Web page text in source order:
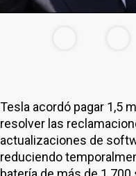
Tesla acordó pagar 1,5
resolver las
actualizaciones de
reduciendo